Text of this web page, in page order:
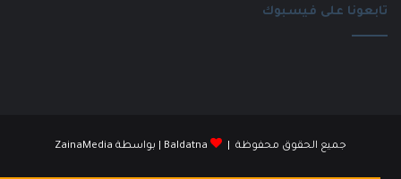
تابعونا على فيسبوك
جميع الحقوق محفوظة | Baldatna | بواسطة ZainaMedia